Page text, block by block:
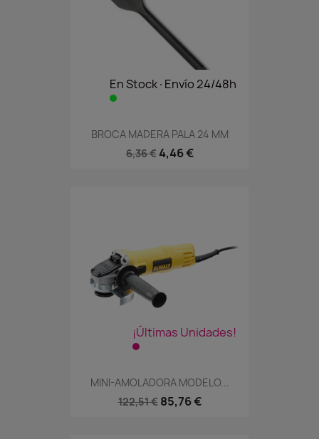
En Stock·Envío 24/48h
BROCA MADERA PALA 24 MM
6,36 € 4,46 €
¡Últimas Unidades!
MINI-AMOLADORA MODELO...
122,51 € 85,76 €